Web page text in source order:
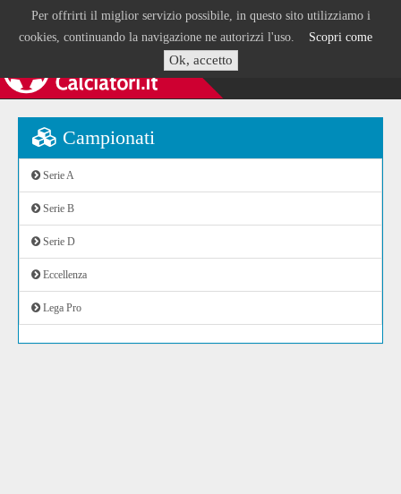
Per offrirti il miglior servizio possibile, in questo sito utilizziamo i
cookies, continuando la navigazione ne autorizzi l'uso. Scopri come
Ok, accetto
Campionati
Serie A
Serie B
Serie D
Eccellenza
Lega Pro